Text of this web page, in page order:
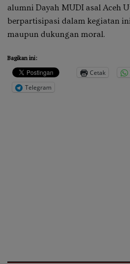
alumni Dayah MUDI asal Aceh
berpartisipasi dalam kegiatan
maupun dukungan moral.
Bagikan ini:
Cetak
Telegram